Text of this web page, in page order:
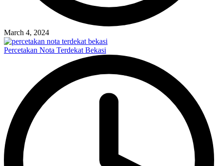
March 4, 2024
Percetakan Nota Terdekat Bekasi